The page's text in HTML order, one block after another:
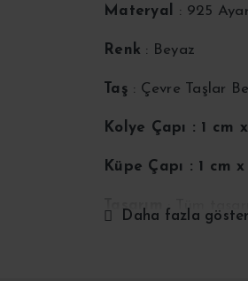
Materyal : 925
Renk : Beyaz
Taş : Çevre Taşlar
Kolye Çapı : 1 cm
Küpe Çapı : 1 cm x
Tasarım : Tüm
Daha fazla göster